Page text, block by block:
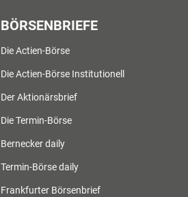
BÖRSENBRIEFE
Die Actien-Börse
Die Actien-Börse Institutionell
Der Aktionärsbrief
Die Termin-Börse
Bernecker daily
Termin-Börse daily
Frankfurter Börsenbrief